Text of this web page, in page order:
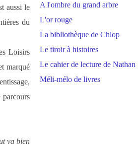
aussi le
du
Loisirs
marqué
parcours
va bien
A l'ombre du grand arbre
L'or rouge
La bibliothèque de Chlop
Le tiroir à histoires
Le cahier de lecture de Nathan
Méli-mélo de livres